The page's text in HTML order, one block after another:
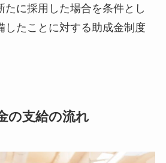
たに採用した場合を条件とし
したことに対する助成金制度
の支給の流れ